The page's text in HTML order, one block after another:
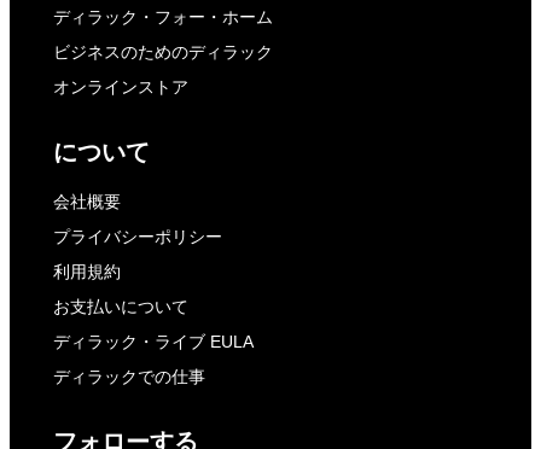
ディラック・フォー・ホーム
ビジネスのためのディラック
オンラインストア
について
会社概要
プライバシーポリシー
利用規約
お支払いについて
ディラック・ライブ EULA
ディラックでの仕事
フォローする